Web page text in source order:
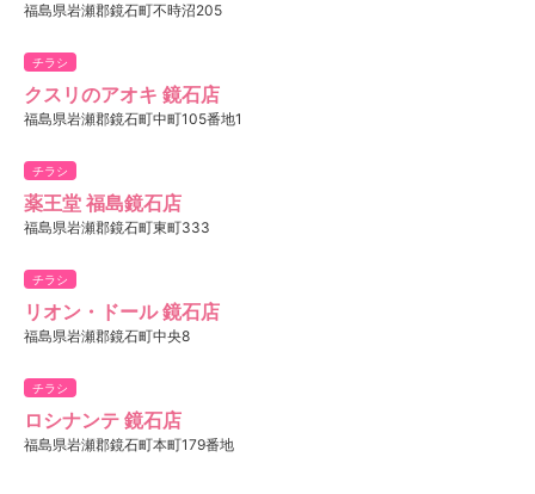
福島県岩瀬郡鏡石町不時沼205
チラシ
クスリのアオキ 鏡石店
福島県岩瀬郡鏡石町中町105番地1
チラシ
薬王堂 福島鏡石店
福島県岩瀬郡鏡石町東町333
チラシ
リオン・ドール 鏡石店
福島県岩瀬郡鏡石町中央8
チラシ
ロシナンテ 鏡石店
福島県岩瀬郡鏡石町本町179番地